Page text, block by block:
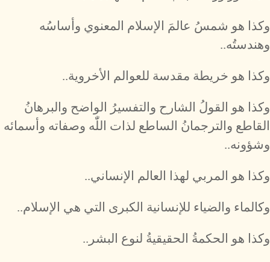
وكذا هو شمسُ عالمَ الإسلام المعنوي وأساسُه
وهندستُه..
وكذا هو خريطة مقدسة للعوالم الأخروية..
وكذا هو القولُ الشارح والتفسيرُ الواضح والبرهانُ
القاطع والترجمانُ الساطع لذات اللّٰه وصفاته وأسمائه
وشؤونه..
وكذا هو المربي لهذا العالم الإنساني..
وكالماء والضياء للإنسانية الكبرى التي هي الإسلام..
وكذا هو الحكمةُ الحقيقيةُ لنوع البشر..